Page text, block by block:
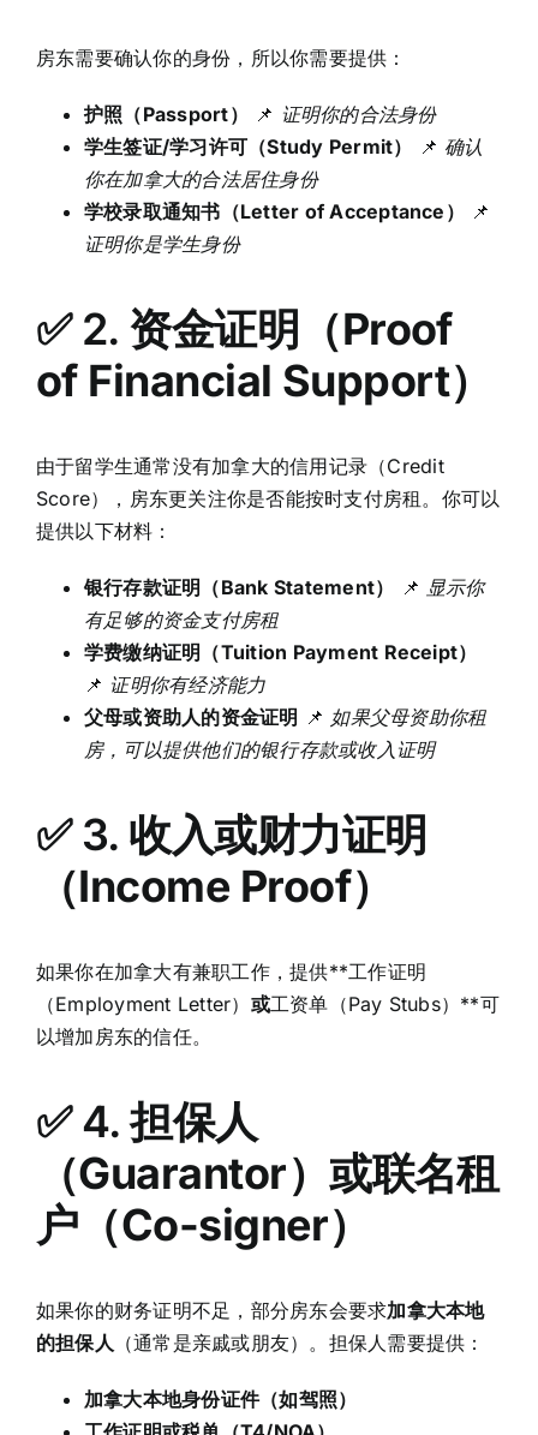
房东需要确认你的身份，所以你需要提供：
护照（Passport） 📌 证明你的合法身份
学生签证/学习许可（Study Permit）
📌 确认
你在加拿大的合法居住身份
学校录取通知书（Letter of Acceptance）
📌
证明你是学生身份
✅ 2. 资金证明（Proof
of Financial Support）
由于留学生通常没有加拿大的信用记录（Credit
Score），房东更关注你是否能按时支付房租。你可以
提供以下材料：
银行存款证明（Bank Statement） 📌 显示你
有足够的资金支付房租
学费缴纳证明（Tuition Payment Receipt）
📌 证明你有经济能力
父母或资助人的资金证明 📌 如果父母资助你租
房，可以提供他们的银行存款或收入证明
✅ 3. 收入或财力证明
（Income Proof）
如果你在加拿大有兼职工作，提供**工作证明
（Employment Letter） 或工资单（Pay Stubs）**可
以增加房东的信任。
✅ 4.担保人
（Guarantor）或联名租
户（Co-signer）
如果你的财务证明不足，部分房东会要求加拿大本地
的担保人 （通常是亲戚或朋友）。担保人需要提供：
加拿大本地身份证件（如驾照）